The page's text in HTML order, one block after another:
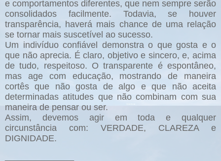
e comportamentos diferentes, que nem sempre serão
consolidados facilmente. Todavia, se houver
transparência, haverá mais chance de uma relação
se tornar mais suscetível ao sucesso.
Um indivíduo confiável demonstra o que gosta e o
que não aprecia. É claro, objetivo e sincero, e, acima
de tudo, respeitoso. O transparente é espontâneo,
mas age com educação, mostrando de maneira
cortês que não gosta de algo e que não aceita
determinadas atitudes que não combinam com sua
maneira de pensar ou ser.
Assim, devemos agir em toda e qualquer
circunstância com: VERDADE, CLAREZA e
DIGNIDADE.